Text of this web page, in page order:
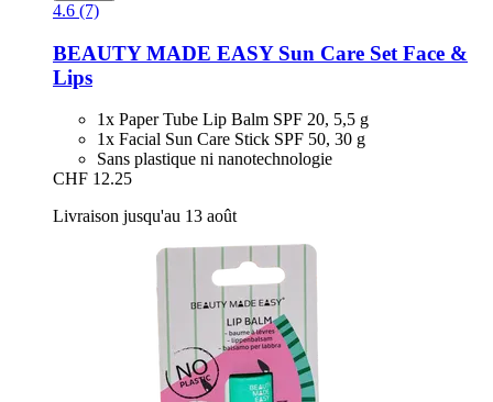
4.6 (7)
BEAUTY MADE EASYSun Care Set Face &
Lips
1x Paper Tube Lip Balm SPF 20, 5,5 g
1x Facial Sun Care Stick SPF 50, 30 g
Sans plastique ni nanotechnologie
CHF 12.25
Livraison jusqu'au 13 août